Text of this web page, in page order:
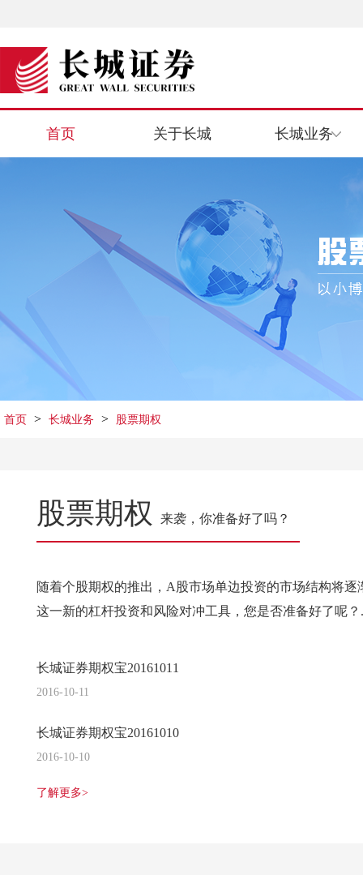
首页 关于长城 长城业务
首页 > 长城业务 > 股票期权
股票期权 来袭，你准备好了吗？
随着个股期权的推出，A股市场单边投资的市场结构将逐
这一新的杠杆投资和风险对冲工具，您是否准备好了呢？
长城证券期权宝20161011
2016-10-11
长城证券期权宝20161010
2016-10-10
了解更多>